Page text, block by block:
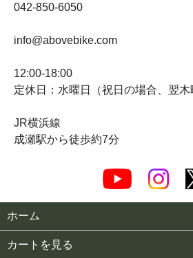
042-850-6050
info@abovebike.com
12:00-18:00
定休日：水曜日（祝日の場合、翌木
JR横浜線
成瀬駅から徒歩約7分
ホーム
カートを見る